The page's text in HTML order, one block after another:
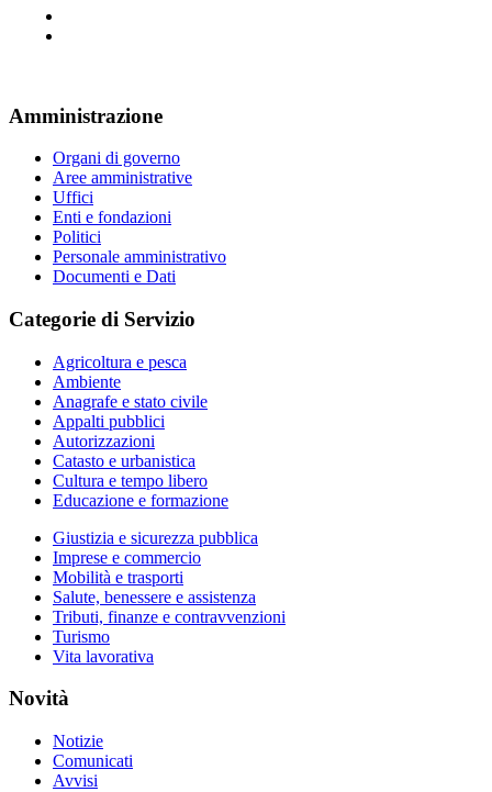
Amministrazione
Organi di governo
Aree amministrative
Uffici
Enti e fondazioni
Politici
Personale amministrativo
Documenti e Dati
Categorie di Servizio
Agricoltura e pesca
Ambiente
Anagrafe e stato civile
Appalti pubblici
Autorizzazioni
Catasto e urbanistica
Cultura e tempo libero
Educazione e formazione
Giustizia e sicurezza pubblica
Imprese e commercio
Mobilità e trasporti
Salute, benessere e assistenza
Tributi, finanze e contravvenzioni
Turismo
Vita lavorativa
Novità
Notizie
Comunicati
Avvisi